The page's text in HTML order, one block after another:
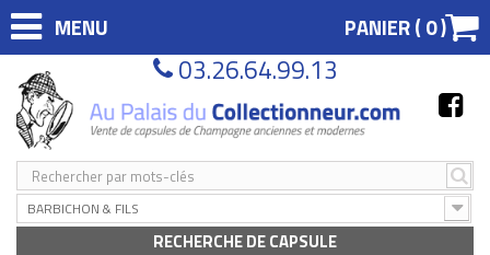
MENU PANIER (0)
03.26.64.99.13
BARBICHON & FILS
RECHERCHE DE CAPSULE